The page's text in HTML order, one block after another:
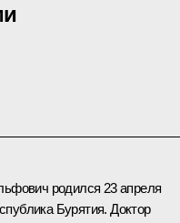
родился 23 апреля
Бурятия. Доктор